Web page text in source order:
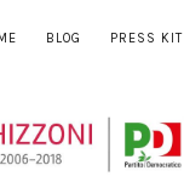
BLOG PRESS KIT